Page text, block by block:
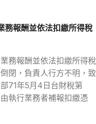
務報酬並依法扣繳所得稅
務報酬並依法扣繳所得稅
閉，負責人行方不明，致
71年5月4日台財稅第
執行業務者補報扣繳憑